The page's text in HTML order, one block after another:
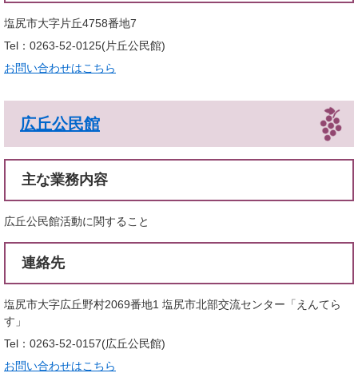
塩尻市大字片丘4758番地7
Tel：0263-52-0125 片丘公民館
お問い合わせはこちら
広丘公民館
主な業務内容
広丘公民館活動に関すること
連絡先
塩尻市大字広丘野村2069番地1 塩尻市北部交流センター「えんてら
す」
Tel：0263-52-0157 広丘公民館
お問い合わせはこちら